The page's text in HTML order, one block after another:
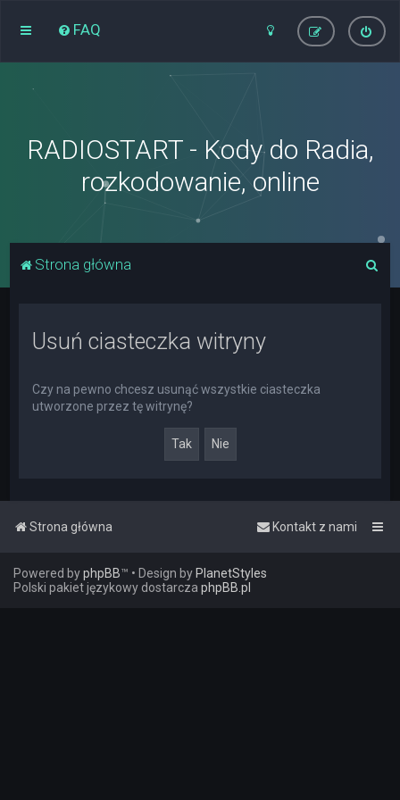
FAQ
RADIOSTART - Kody do Radia,
rozkodowanie, online
Strona główna
Usuń ciasteczka witryny
Czy na pewno chcesz usunąć wszystkie ciasteczka
utworzone przez tę witrynę?
Strona główna Kontakt z nami
Powered byphpBB™ • Design byPlanetStyles
Polski pakiet językowy dostarcza phpBB.pl